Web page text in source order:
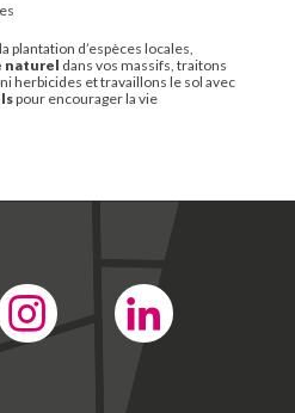
plantation d’espèces locales,
naturel dans vos massifs, traitons
herbicides et travaillons le sol avec
pour encourager la vie